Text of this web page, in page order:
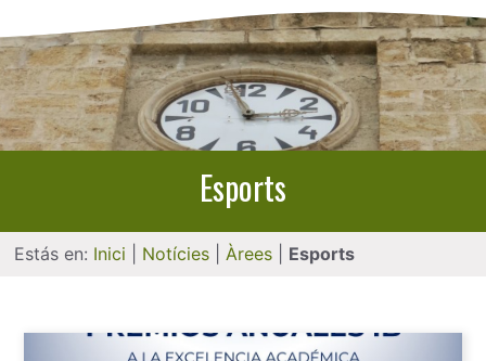
Esports
Estás en: Inici Notícies Àrees Esports